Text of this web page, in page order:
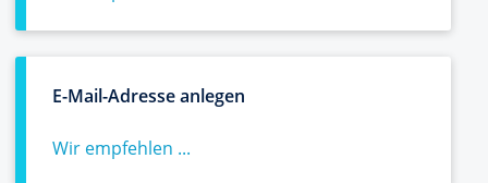
E-Mail-Adresse anlegen
Wir empfehlen ...